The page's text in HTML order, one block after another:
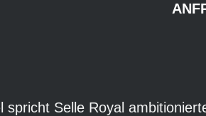
Selle Royal